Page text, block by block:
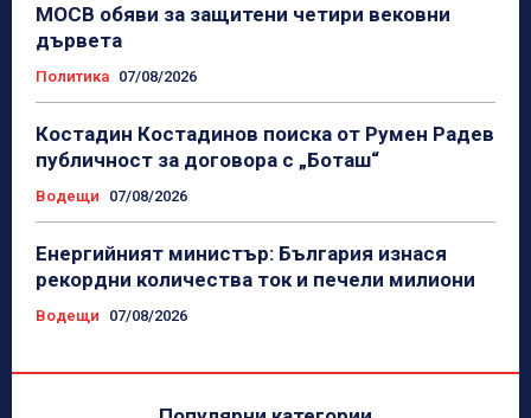
МОСВ обяви за защитени четири вековни
дървета
Политика 07/08/2026
Костадин Костадинов поиска от Румен Радев
публичност за договора с „Боташ“
Водещи 07/08/2026
Енергийният министър: България изнася
рекордни количества ток и печели милиони
Водещи 07/08/2026